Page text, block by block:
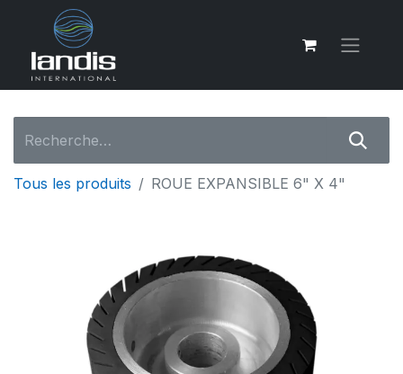
Tous les produits ROUE EXPANSIBLE 6" X 4"